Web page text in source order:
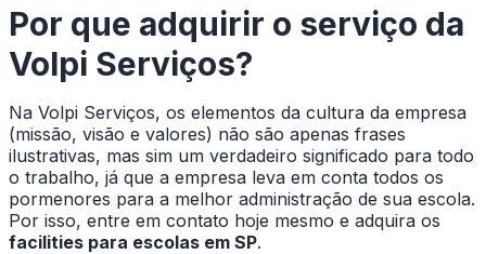
Por que adquirir o serviço da
Volpi Serviços?
Na Volpi Serviços, os elementos da cultura da empresa
(missão, visão e valores) não são apenas frases
ilustrativas, mas sim um verdadeiro significado para todo
o trabalho, já que a empresa leva em conta todos os
pormenores para a melhor administração de sua escola.
Por isso, entre em contato hoje mesmo e adquira os
facilities para escolas em SP.